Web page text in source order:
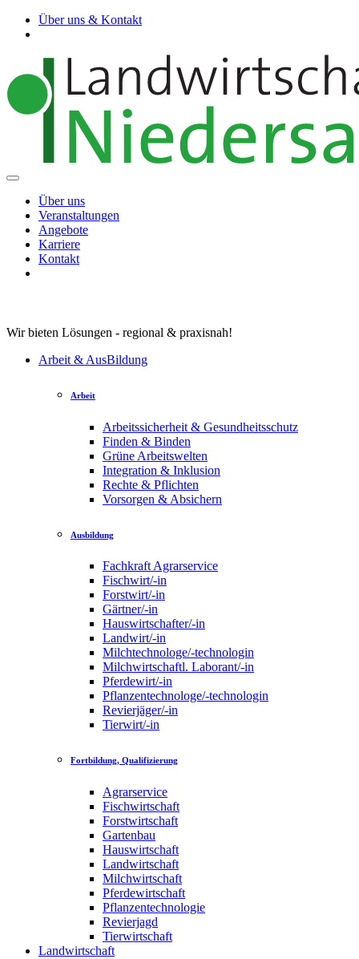
Über uns & Kontakt
Über uns
Veranstaltungen
Angebote
Karriere
Kontakt
Wir bieten Lösungen - regional & praxisnah!
Arbeit & AusBildung
Arbeit
Arbeitssicherheit & Gesundheitsschutz
Finden & Binden
Grüne Arbeitswelten
Integration & Inklusion
Rechte & Pflichten
Vorsorgen & Absichern
Ausbildung
Fachkraft Agrarservice
Fischwirt/-in
Forstwirt/-in
Gärtner/-in
Hauswirtschafter/-in
Landwirt/-in
Milchtechnologe/-technologin
Milchwirtschaftl. Laborant/-in
Pferdewirt/-in
Pflanzentechnologe/-technologin
Revierjäger/-in
Tierwirt/-in
Fortbildung, Qualifizierung
Agrarservice
Fischwirtschaft
Forstwirtschaft
Gartenbau
Hauswirtschaft
Landwirtschaft
Milchwirtschaft
Pferdewirtschaft
Pflanzentechnologie
Revierjagd
Tierwirtschaft
Landwirtschaft